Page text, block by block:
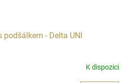
podšálkem - Delta UNI
K dispozici